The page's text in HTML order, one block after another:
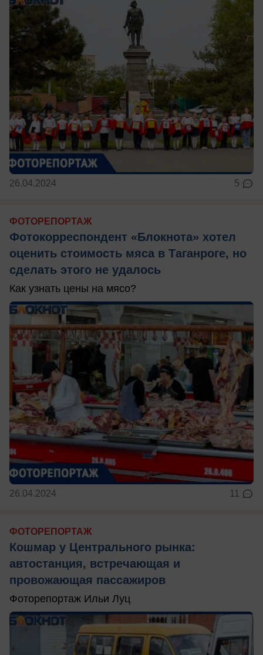
26.04.2024 5
ФОТОРЕПОРТАЖ
Фотокорреспондент «Блокнота» хотел
оценить стоимость мяса в Таганроге, но
сделать этого не удалось
Как узнать цены на мясо?
26.04.2024 11
ФОТОРЕПОРТАЖ
Кошмар у Центрального рынка:
автостанция, встречающая и
провожающая пассажиров
Фоторепортаж Ильи Луц